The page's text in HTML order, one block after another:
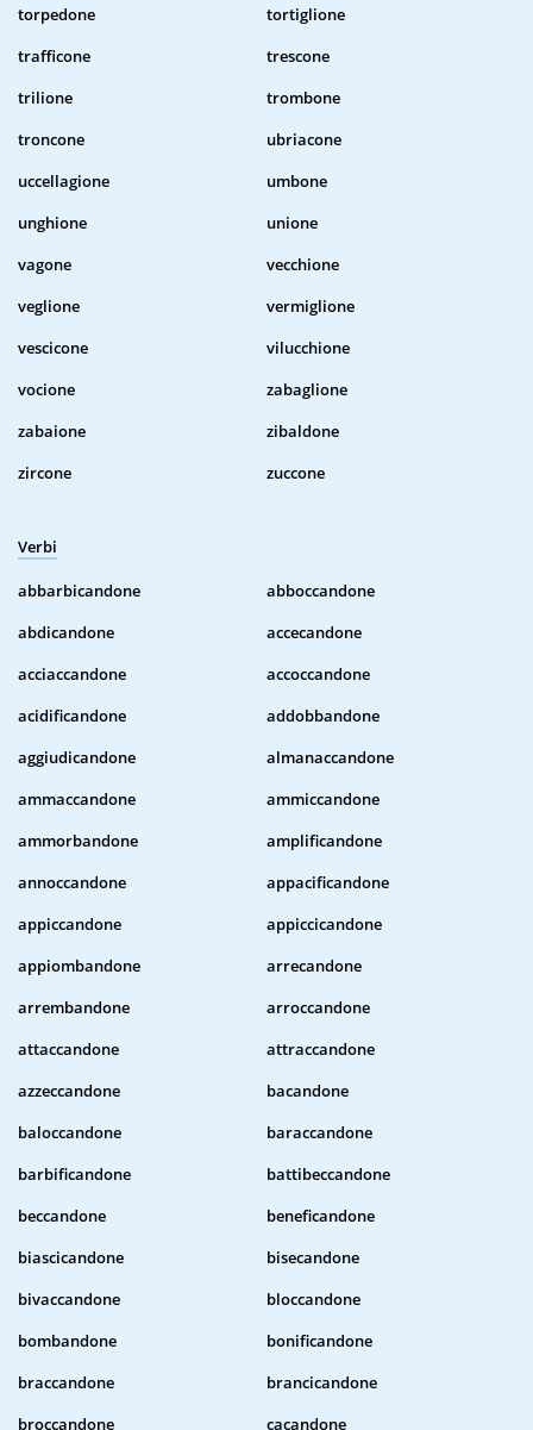
torpedone
tortiglione
trafficone
trescone
trilione
trombone
troncone
ubriacone
uccellagione
umbone
unghione
unione
vagone
vecchione
veglione
vermiglione
vescicone
vilucchione
vocione
zabaglione
zabaione
zibaldone
zircone
zuccone
Verbi
abbarbicandone
abboccandone
abdicandone
accecandone
acciaccandone
accoccandone
acidificandone
addobbandone
aggiudicandone
almanaccandone
ammaccandone
ammiccandone
ammorbandone
amplificandone
annoccandone
appacificandone
appiccandone
appiccicandone
appiombandone
arrecandone
arrembandone
arroccandone
attaccandone
attraccandone
azzeccandone
bacandone
baloccandone
baraccandone
barbificandone
battibeccandone
beccandone
beneficandone
biascicandone
bisecandone
bivaccandone
bloccandone
bombandone
bonificandone
braccandone
brancicandone
broccandone
cacandone